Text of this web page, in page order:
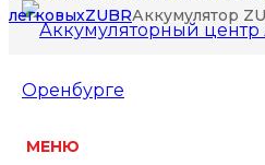
МЕНЮ
легковыхZUBRАккумулятор